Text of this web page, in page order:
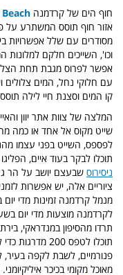
חוף הים של קרדמנה
מסודרים עם שלל אפשרויות
וכו', השייכים חלקם למלונות
אפשר לפרוס מגבת תחת הצל
עם חלוקי נחל, המים צלולים
קו המים וסצנת חיי לילה
המלצה של צוות אתר יוון
שייט מקוס אל אחד או כמה
לפספס, השייט בפני עצמו
תוכלו לבקר בעוד איים,
ניסירוס שבעצם יושב על הר
ציוריים אלה, יש אפשרות
תרדו מהסיפון במנדראקי,
תוכלו לטפס
פנורמיים, לשבת לקפה בעיר,
מאוכל מקומי בכיכר איליקיומני.